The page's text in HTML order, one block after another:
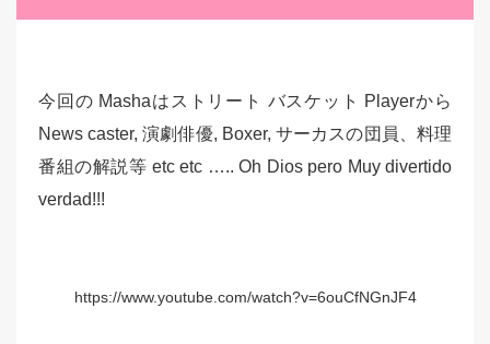
今回の Mashaはストリート バスケット Playerから
News caster, 演劇俳優, Boxer, サーカスの団員、料理
番組の解説等 etc etc ….. Oh Dios pero Muy divertido
verdad!!!
https://www.youtube.com/watch?v=6ouCfNGnJF4